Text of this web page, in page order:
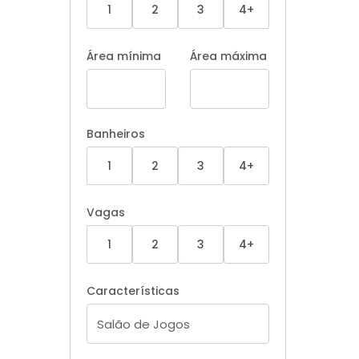
1
2 3 4+
Área mínima Área máxima
Banheiros
1
2 3 4+
Vagas
1
2 3 4+
Características